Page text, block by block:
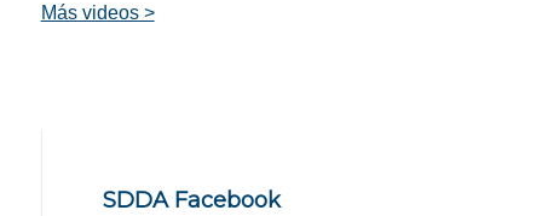
Más videos >
SDDA Facebook